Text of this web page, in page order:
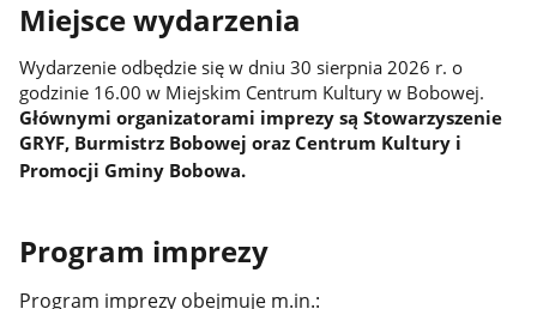
Miejsce wydarzenia
Wydarzenie odbędzie się w dniu 30 sierpnia 2026 r. o
godzinie 16.00 w Miejskim Centrum Kultury w Bobowej.
Głównymi organizatorami imprezy są Stowarzyszenie
GRYF, Burmistrz Bobowej oraz Centrum Kultury i
Promocji Gminy Bobowa.
Program imprezy
Program imprezy obejmuje m.in.: